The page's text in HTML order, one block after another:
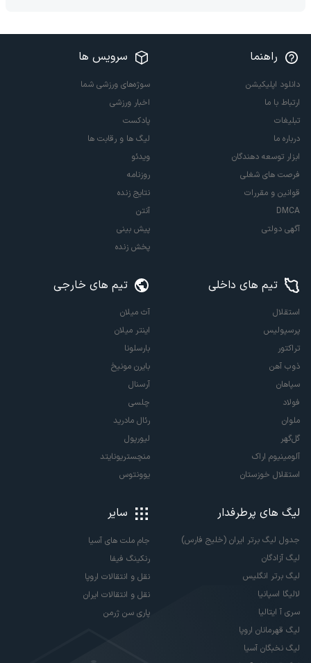
راهنما
دانلود اپلیکیشن
ارتباط با ما
تبلیغات
درباره ما
ابزار توسعه دهندگان
فرصت های شغلی
قوانین و مقررات
DMCA
آگهی دولتی
سرویس ها
سوژه‌های ورزشی شما
اخبار ورزشی
پادکست
لیگ ها و رقابت ها
ویدئو
روزنامه
نتایج زنده
آنتن
پیش بینی
پخش زنده
تیم های داخلی
استقلال
پرسپولیس
تراکتور
ذوب آهن
سپاهان
فولاد
ملوان
گل‌گهر
آلومینیوم اراک
استقلال خوزستان
تیم های خارجی
آث میلان
اینتر میلان
بارسلونا
بایرن مونیخ
آرسنال
چلسی
رئال مادرید
لیورپول
منچستریونایتد
یوونتوس
لیگ های پرطرفدار
جدول لیگ برتر ایران (خلیج فارس)
لیگ آزادگان
لیگ برتر انگلیس
لالیگا اسپانیا
سری آ ایتالیا
لیگ قهرمانان اروپا
لیگ نخبگان آسیا
سایر
جام ملت های آسیا
رنکینگ فیفا
نقل و انتقالات اروپا
نقل و انتقالات ایران
پاری سن ژرمن